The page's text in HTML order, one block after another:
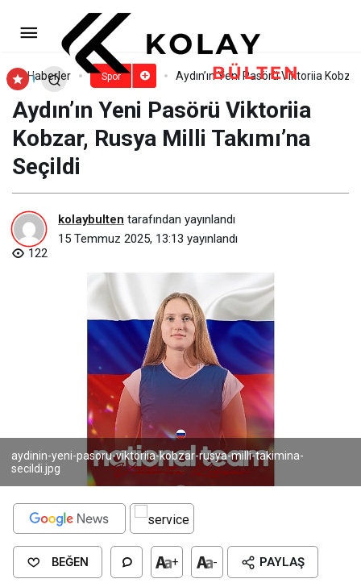
Haberler Spor Aydın’ın Yeni Pasörü Viktoriia
Aydın’ın Yeni Pasörü Viktoriia
Kobzar, Rusya Milli Takımı’na
Seçildi
kolaybulten tarafından yayınlandı
15 Temmuz 2025, 13:13 yayınlandı
122
aydinin-yeni-pasoru-viktoriia-kobzar-rusya-milli-takimina-
secildi.jpg
BEĞEN + - PAYLAŞ
TAYK–AKPA 54. Deniz Kuvvetleri
Kupası Uluslararası Yat Yarışı Başladı
Yorum Yap Paylaş